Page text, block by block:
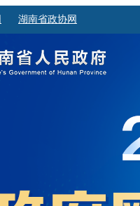
湖南省政协网